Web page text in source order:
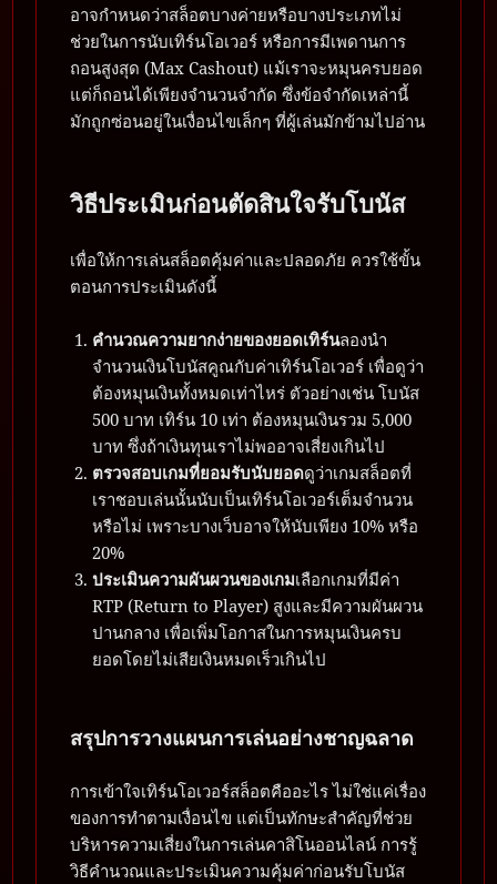
อาจกำหนดว่าสล็อตบางค่ายหรือบางประเภทไม่
ช่วยในการนับเทิร์นโอเวอร์ หรือการมีเพดานการ
ถอนสูงสุด (Max Cashout) แม้เราจะหมุนครบยอด
แต่ก็ถอนได้เพียงจำนวนจำกัด ซึ่งข้อจำกัดเหล่านี้
มักถูกซ่อนอยู่ในเงื่อนไขเล็กๆ ที่ผู้เล่นมักข้ามไปอ่าน
วิธีประเมินก่อนตัดสินใจรับโบนัส
เพื่อให้การเล่นสล็อตคุ้มค่าและปลอดภัย ควรใช้ขั้น
ตอนการประเมินดังนี้
คำนวณความยากง่ายของยอดเทิร์นลองนำ
จำนวนเงินโบนัสคูณกับค่าเทิร์นโอเวอร์ เพื่อดูว่า
ต้องหมุนเงินทั้งหมดเท่าไหร่ ตัวอย่างเช่น โบนัส
500 บาท เทิร์น 10 เท่า ต้องหมุนเงินรวม 5,000
บาท ซึ่งถ้าเงินทุนเราไม่พออาจเสี่ยงเกินไป
ตรวจสอบเกมที่ยอมรับนับยอดดูว่าเกมสล็อตที่
เราชอบเล่นนั้นนับเป็นเทิร์นโอเวอร์เต็มจำนวน
หรือไม่ เพราะบางเว็บอาจให้นับเพียง 10% หรือ
20%
ประเมินความผันผวนของเกมเลือกเกมที่มีค่า
RTP (Return to Player) สูงและมีความผันผวน
ปานกลาง เพื่อเพิ่มโอกาสในการหมุนเงินครบ
ยอดโดยไม่เสียเงินหมดเร็วเกินไป
สรุปการวางแผนการเล่นอย่างชาญฉลาด
การเข้าใจเทิร์นโอเวอร์สล็อตคืออะไร ไม่ใช่แค่เรื่อง
ของการทำตามเงื่อนไข แต่เป็นทักษะสำคัญที่ช่วย
บริหารความเสี่ยงในการเล่นคาสิโนออนไลน์ การรู้
วิธีคำนวณและประเมินความคุ้มค่าก่อนรับโบนัส